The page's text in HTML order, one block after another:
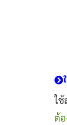
ใ
ต้